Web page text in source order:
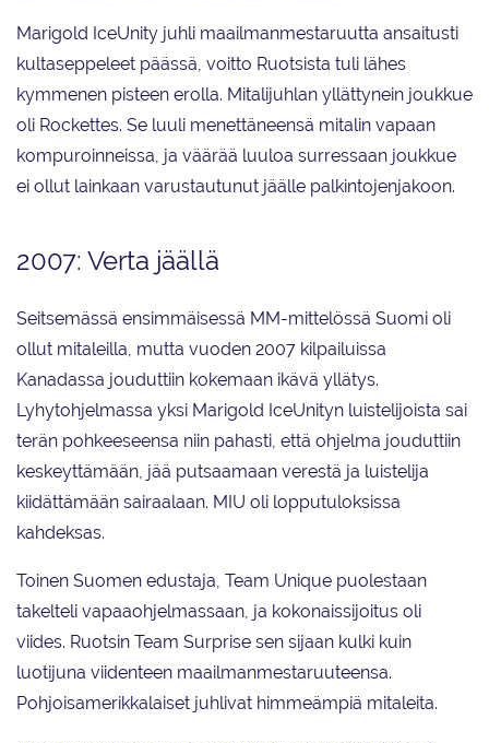
Marigold IceUnity juhli maailmanmestaruutta ansaitusti
kultaseppeleet päässä, voitto Ruotsista tuli lähes
kymmenen pisteen erolla. Mitalijuhlan yllättynein joukkue
oli Rockettes. Se luuli menettäneensä mitalin vapaan
kompuroinneissa, ja väärää luuloa surressaan joukkue
ei ollut lainkaan varustautunut jäälle palkintojenjakoon.
2007: Verta jäällä
Seitsemässä ensimmäisessä MM-mittelössä Suomi oli
ollut mitaleilla, mutta vuoden 2007 kilpailuissa
Kanadassa jouduttiin kokemaan ikävä yllätys.
Lyhytohjelmassa yksi Marigold IceUnityn luistelijoista sai
terän pohkeeseensa niin pahasti, että ohjelma jouduttiin
keskeyttämään, jää putsaamaan verestä ja luistelija
kiidättämään sairaalaan. MIU oli lopputuloksissa
kahdeksas.
Toinen Suomen edustaja, Team Unique puolestaan
takelteli vapaaohjelmassaan, ja kokonaissijoitus oli
viides. Ruotsin Team Surprise sen sijaan kulki kuin
luotijuna viidenteen maailmanmestaruuteensa.
Pohjoisamerikkalaiset juhlivat himmeämpiä mitaleita.